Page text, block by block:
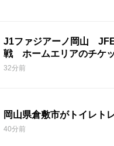
J1ファジアーノ岡山
戦 ホームエリアのチケ
32分前
岡山県倉敷市がトイレト
40分前